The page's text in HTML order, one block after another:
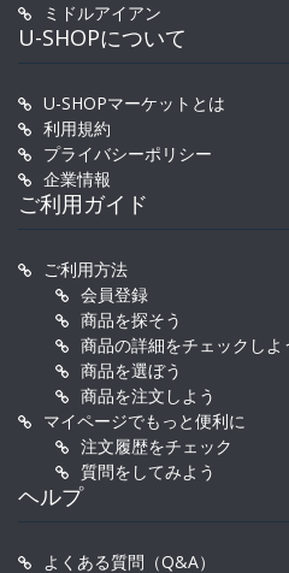
ミドルアイアン
U-SHOPについて
U-SHOPマーケットとは
利用規約
プライバシーポリシー
企業情報
ご利用ガイド
ご利用方法
会員登録
商品を探そう
商品の詳細をチェックしよ
商品を選ぼう
商品を注文しよう
マイページでもっと便利に
注文履歴をチェック
質問をしてみよう
ヘルプ
よくある質問（Q&A）